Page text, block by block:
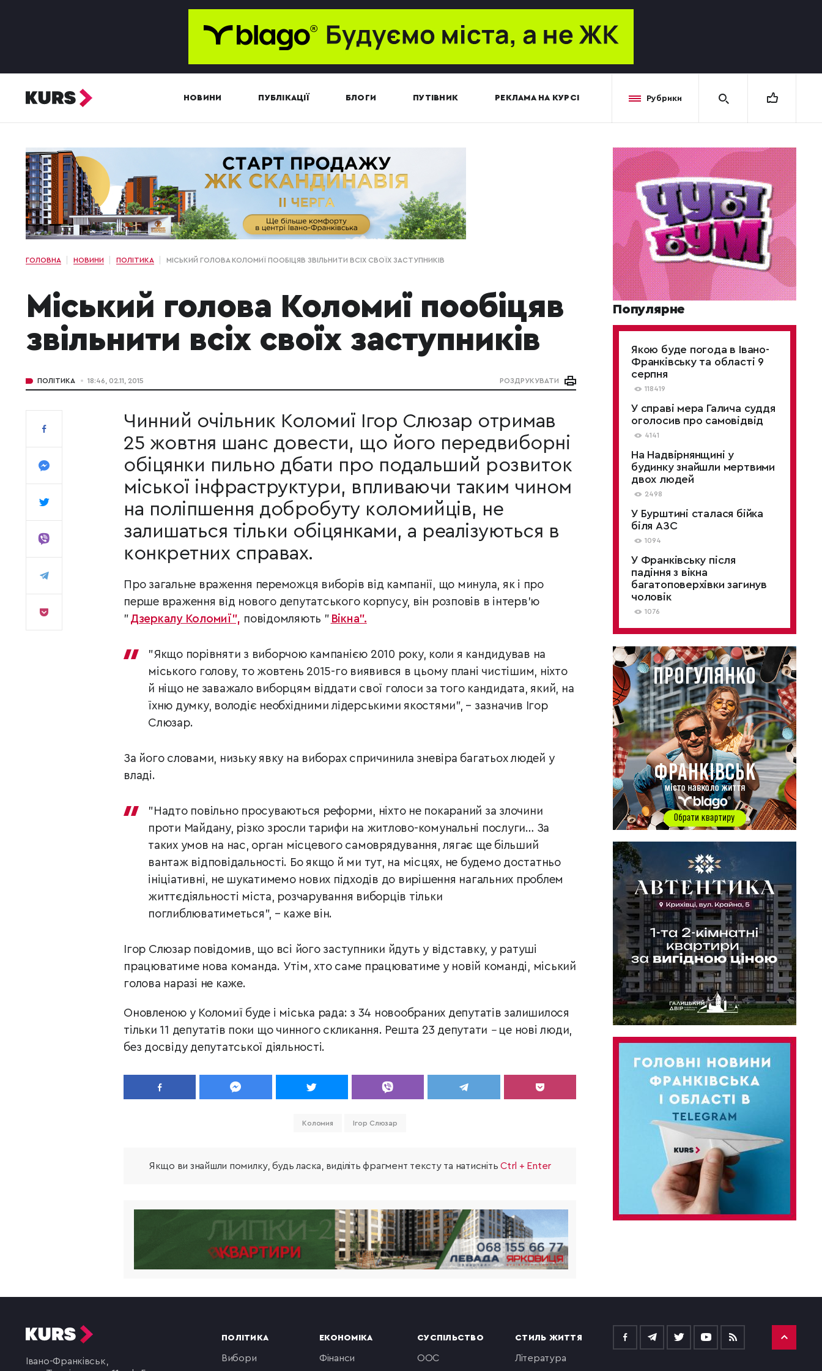
НОВИНИ ПУБЛІКАЦІЇ БЛОГИ ПУТІВНИК РЕКЛАМА НА КУРСІ Рубрики
ГОЛОВНА НОВИНИ ПОЛІТИКА МІСЬКИЙ ГОЛОВА КОЛОМИЇ ПООБІЦЯВ ЗВІЛЬНИТИ ВСІХ СВОЇХ ЗАСТУПНИКІВ
Міський голова Коломиї пообіцяв
звільнити всіх своїх заступників
ПОЛІТИКА 18:46, 02.11, 2015 РОЗДРУКУВАТИ
Чинний очільник Коломиї Ігор Слюзар отримав
25 жовтня шанс довести, що його передвиборні
обіцянки пильно дбати про подальший розвиток
міської інфраструктури, впливаючи таким чином
на поліпшення добробуту коломийців, не
залишаться тільки обіцянками, а реалізуються в
конкретних справах.
Про загальне враження переможця виборів від кампанії, що минула, як і про
перше враження від нового депутатського корпусу, він розповів в інтерв’ю
" Дзеркалу Коломиї", повідомляють " Вікна".
"Якщо порівняти з виборчою кампанією 2010 року, коли я кандидував на
міського голову, то жовтень 2015-го виявився в цьому плані чистішим, ніхто
й ніщо не заважало виборцям віддати свої голоси за того кандидата, який, на
їхню думку, володіє необхідними лідерськими якостями", – зазначив Ігор
Слюзар.
За його словами, низьку явку на виборах спричинила зневіра багатьох людей у
владі.
"Надто повільно просуваються реформи, ніхто не покараний за злочини
проти Майдану, різко зросли тарифи на житлово-комунальні послуги… За
таких умов на нас, орган місцевого самоврядування, лягає ще більший
вантаж відповідальності. Бо якщо й ми тут, на місцях, не будемо достатньо
ініціативні, не шукатимемо нових підходів до вирішення нагальних проблем
життєдіяльності міста, розчарування виборців тільки
поглиблюватиметься", – каже він.
Ігор Слюзар повідомив, що всі його заступники йдуть у відставку, у ратуші
працюватиме нова команда. Утім, хто саме працюватиме у новій команді, міський
голова наразі не каже.
Оновленою у Коломиї буде і міська рада: з 34 новообраних депутатів залишилося
тільки 11 депутатів поки що чинного скликання. Решта 23 депутати –це нові люди,
без досвіду депутатської діяльності.
Коломия Ігор Слюзар
Якщо ви знайшли помилку, будь ласка, виділіть фрагмент тексту та натиснітьCtrl + Enter
Популярне
Якою буде погода в Івано-
Франківську та області 9
серпня
118419
У справі мера Галича суддя
оголосив про самовідвід
4141
На Надвірнянщині у
будинку знайшли мертвими
двох людей
2498
У Бурштині сталася бійка
біля АЗС
1094
У Франківську після
падіння з вікна
багатоповерхівки загинув
чоловік
1076
Івано-Франківськ,
ПОЛІТИКА
вибори
ЕКОНОМІКА
фінанси
СУСПІЛЬСТВО
ООС
СТИЛЬ ЖИТТЯ
література